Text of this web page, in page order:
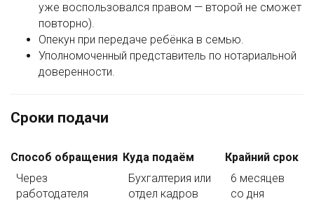
уже воспользовался правом — второй не сможет
повторно).
Опекун при передаче ребёнка в семью.
Уполномоченный представитель по нотариальной
доверенности.
Сроки подачи
Способ обращения Куда подаём
Крайний срок
Через
работодателя
Бухгалтерия или
отдел кадров
6 месяцев
со дня